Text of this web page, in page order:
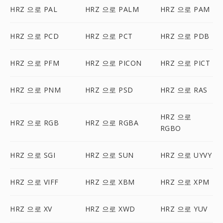
HRZ 으로 PAL HRZ 으로 PALM HRZ 으로 PAM
HRZ 으로 PCD HRZ 으로 PCT HRZ 으로 PDB
HRZ 으로 PFM HRZ 으로 PICON HRZ 으로 PICT
HRZ 으로 PNM HRZ 으로 PSD HRZ 으로 RAS
HRZ 으로 RGB HRZ 으로 RGBA
HRZ 으로
RGBO
HRZ 으로 SGI HRZ 으로 SUN HRZ 으로 UYVY
HRZ 으로 VIFF HRZ 으로 XBM HRZ 으로 XPM
HRZ 으로 XV HRZ 으로 XWD HRZ 으로 YUV